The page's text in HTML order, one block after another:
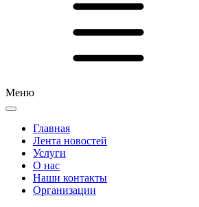
Меню
Главная
Лента новостей
Услуги
О нас
Наши контакты
Организации